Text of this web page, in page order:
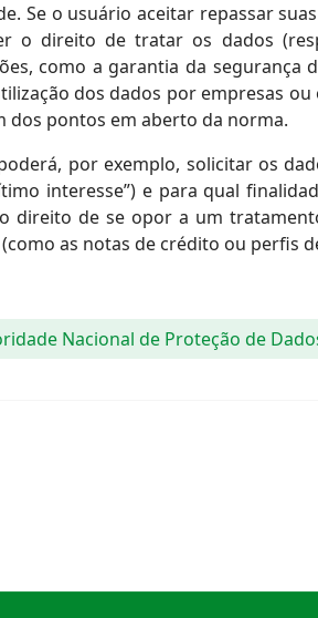
Se o usuário aceitar repassar
o direito de tratar os dados
como a garantia da segurança
dos dados por empresas
dos pontos em aberto da norma.
por exemplo, solicitar os
interesse”) e para qual
direito de se opor a um
as notas de crédito ou perfis
Nacional de Proteção de